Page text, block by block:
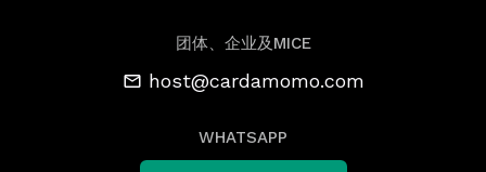
团体、企业及MICE
host@cardamomo.com
WHATSAPP